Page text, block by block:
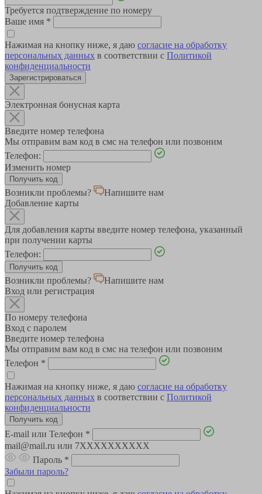
Требуется подтверждение по номеру
Ваше имя *
Нажимая на кнопку ниже, я даю согласие на обработку
персональных данных в соответствии с Политикой
конфиденциальности
Зарегистрироваться
Электронная бонусная карта
Введите номер телефона
Мы отправим вам код в смс на телефон или позвоним
Телефон:
Изменить номер
Возникли проблемы?
Напишите нам
Добавление карты
Для добавления карты введите номер телефона, указанный
при получении карты
Телефон:
Возникли проблемы?
Напишите нам
Вход или регистрация
По номеру телефона
Вход с паролем
Введите номер телефона
Мы отправим вам код в смс на телефон или позвоним
Телефон *
Нажимая на кнопку ниже, я даю согласие на обработку
персональных данных в соответствии с Политикой
конфиденциальности
E-mail или Телефон *
mail@mail.ru или 7XXXXXXXXXX
Пароль *
Забыли пароль?